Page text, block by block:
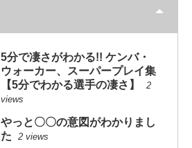
5分で凄さがわかる!! ケンバ・
ウォーカー、スーパープレイ集
【5分でわかる選手の凄さ】
2
views
やっと〇〇の意図がわかりまし
た
2 views